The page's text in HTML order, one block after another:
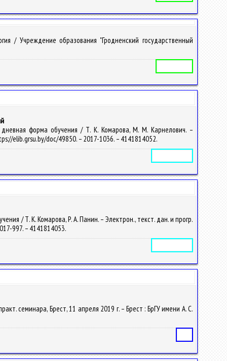
/ Учреждение образования "Гродненский государственный
дневная форма обучения / Т. К. Комарова, М. М. Карнелович. –
elib.grsu.by/doc/49850. – 2017-1036. – 4141814052.
/ Т. К. Комарова, Р. А. Панин. – Электрон., текст. дан. и прогр.
997. – 4141814053.
семинара, Брест, 11 апреля 2019 г. – Брест : БрГУ имени А. С.